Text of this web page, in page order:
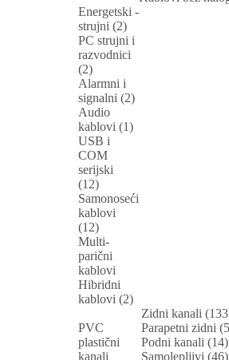
Energetski -
strujni (2)
PC strujni i
razvodnici
(2)
Alarmni i
signalni (2)
Audio
kablovi (1)
USB i
COM
serijski
(12)
Samonoseći
kablovi
(12)
Multi-
parični
kablovi
Hibridni
kablovi (2)
PVC
plastični
kanali
Zidni kanali
Parapetni zidni
Podni kanali (14)
Samolepljivi (46)